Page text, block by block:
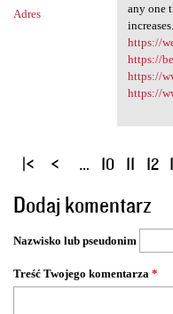
Adres
any one
https://
https://
https://
https://
S
r
o
n
y
… 10 11 12
Dodaj komentarz
Nazwisko lub pseudonim
Treść Twojego komentarza *